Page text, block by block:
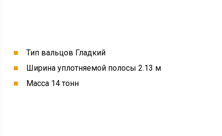
Тип вальцов Гладкий
Ширина уплотняемой полосы 2.13 м
Масса 14 тонн